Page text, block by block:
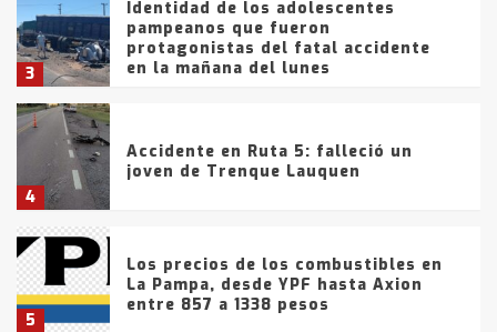
3
Identidad de los adolescentes
pampeanos que fueron
protagonistas del fatal accidente
en la mañana del lunes
4
Accidente en Ruta 5: falleció un
joven de Trenque Lauquen
5
Los precios de los combustibles en
La Pampa, desde YPF hasta Axion
entre 857 a 1338 pesos